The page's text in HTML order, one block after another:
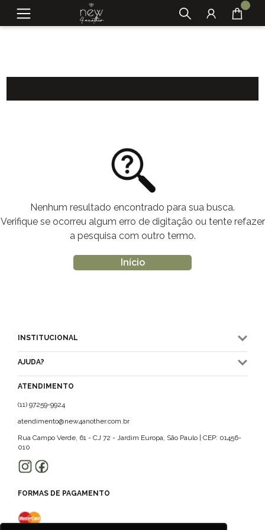
Nenhum resultado encontrado para sua busca.
Verifique se ocorreu algum erro de digitação ou tente refazer
a pesquisa com outro termo.
Início
INSTITUCIONAL
AJUDA?
ATENDIMENTO
(11) 97259-9924
atendimento@new4another.com.br
Rua Campo Verde, 61 - CJ 72 - Jardim Europa, São Paulo | CEP: 01456-
010
FORMAS DE PAGAMENTO